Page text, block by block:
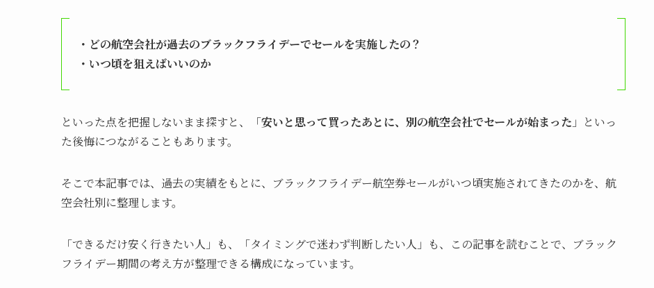
・どの航空会社が過去のブラックフライデーでセールを実施したの？
・いつ頃を狙えばいいのか
といった点を把握しないまま探すと、「安いと思って買ったあとに、別の航空会社でセールが始まった 」といっ
た後悔につながることもあります。
そこで本記事では、過去の実績をもとに、ブラックフライデー航空券セールがいつ頃実施されてきたのかを、航
空会社別に整理します。
「できるだけ安く行きたい人」も、「タイミングで迷わず判断したい人」も、この記事を読むことで、ブラック
フライデー期間の考え方が整理できる構成になっています。